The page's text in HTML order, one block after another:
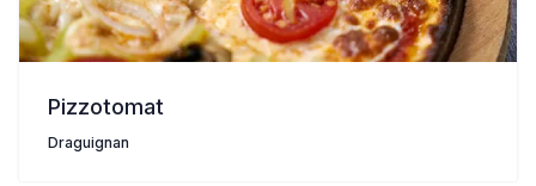
Pizzotomat
Draguignan